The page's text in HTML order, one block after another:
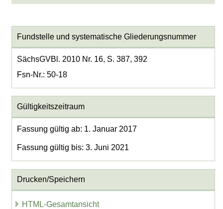
Fundstelle und systematische Gliederungsnummer
SächsGVBl. 2010 Nr. 16, S. 387, 392
Fsn-Nr.: 50-18
Gültigkeitszeitraum
Fassung gültig ab: 1. Januar 2017
Fassung gültig bis: 3. Juni 2021
Drucken/Speichern
HTML-Gesamtansicht